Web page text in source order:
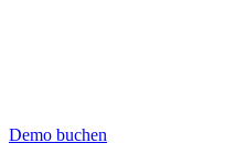
Demo buchen